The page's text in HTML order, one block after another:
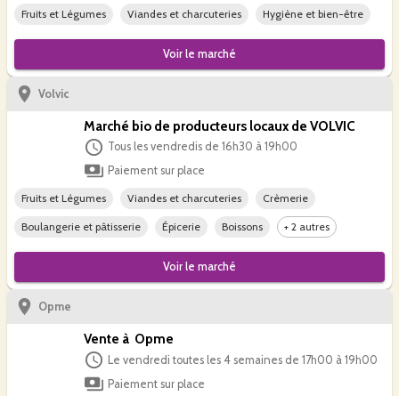
Fruits et Légumes Viandes et charcuteries Hygiène et bien-être
Voir le marché
Volvic
Marché bio de producteurs locaux de VOLVIC
Tous les vendredis de 16h30 à 19h00
Paiement sur place
Fruits et Légumes Viandes et charcuteries Crèmerie
Boulangerie et pâtisserie Épicerie Boissons + 2 autres
Voir le marché
Opme
Vente à Opme
Le vendredi toutes les 4 semaines de 17h00 à 19h00
Paiement sur place